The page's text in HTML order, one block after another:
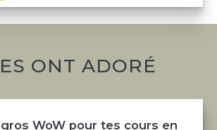
ONT ADORÉ
WoW pour tes cours en